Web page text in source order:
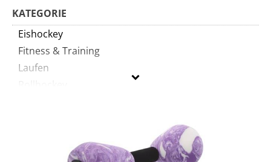
KATEGORIE
Eishockey
Fitness & Training
Laufen
Sportausstattung